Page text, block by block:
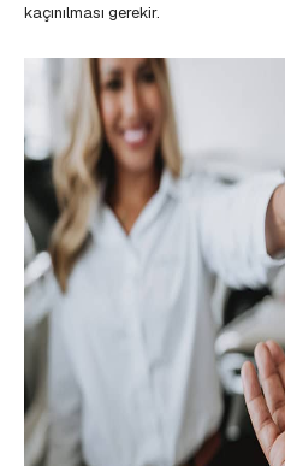
kaçınılması gerekir.